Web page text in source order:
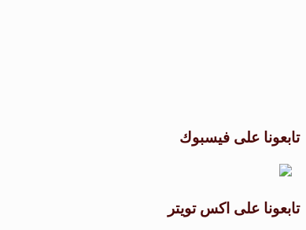
تابعونا على فيسبوك
تابعونا على اكس تويتر